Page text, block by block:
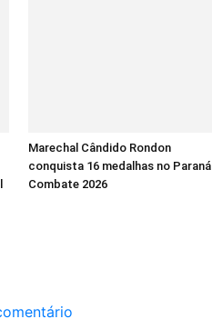
Marechal Cândido Rondon
conquista 16 medalhas no Paraná
Combate 2026